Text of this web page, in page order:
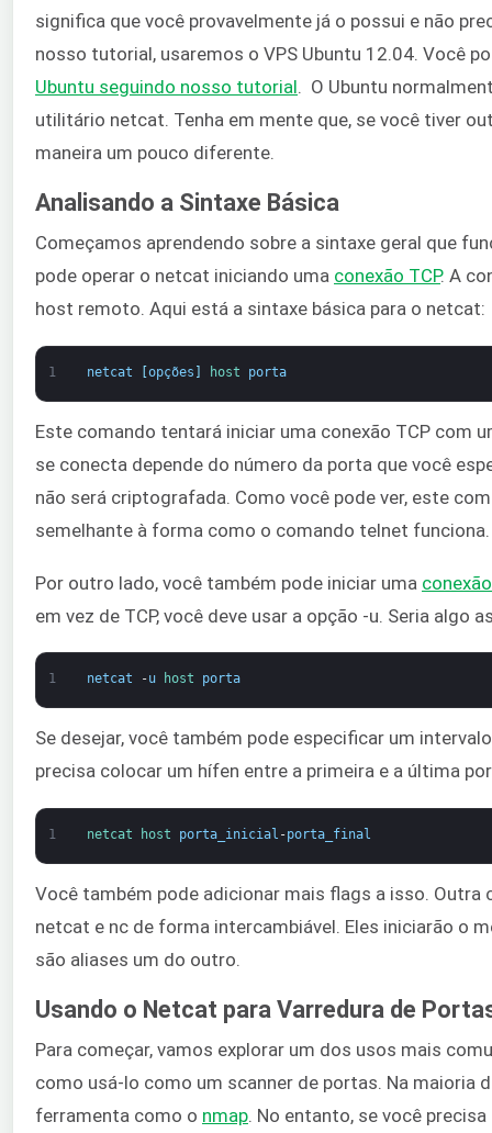
significa que você provavelmente já o possui e não
nosso tutorial, usaremos o VPS Ubuntu 12.04. Você
Ubuntu seguindo nosso tutorial . O Ubuntu
utilitário netcat. Tenha em mente que, se você tiver
maneira um pouco diferente.
Analisando a Sintaxe Básica
Começamos aprendendo sobre a sintaxe geral que
pode operar o netcat iniciando uma conexão TCP. A
host remoto. Aqui está a sintaxe básica para o netcat:
1 netcat [opções ] host porta
Este comando tentará iniciar uma conexão TCP com
se conecta depende do número da porta que você
não será criptografada. Como você pode ver, este
semelhante à forma como o comando telnet funciona.
Por outro lado, você também pode iniciar uma conexão
em vez de TCP, você deve usar a opção -u. Seria algo
1 netcat -u host porta
Se desejar, você também pode especificar um
precisa colocar um hífen entre a primeira e a última
1 netcat host porta_inicial -porta_final
Você também pode adicionar mais flags a isso. Outra
netcat e nc de forma intercambiável. Eles iniciarão o
são aliases um do outro.
Usando o Netcat para Varredura de
Para começar, vamos explorar um dos usos mais
como usá-lo como um scanner de portas. Na maioria
ferramenta como o nmap. No entanto, se você